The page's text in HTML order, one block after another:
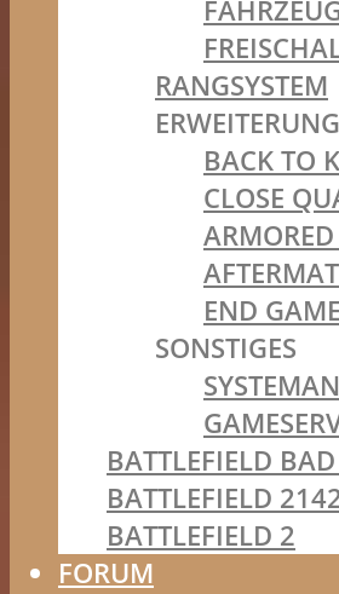
RANGSYSTEM
BACK TO
CLOSE
END GAME
SONSTIGES
BATTLEFIELD
BATTLEFIELD
BATTLEFIELD 2
FORUM